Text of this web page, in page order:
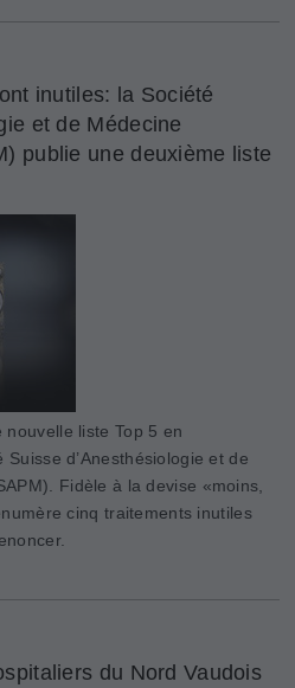
inutiles: la Société
et de Médecine
publie une deuxième liste
liste Top 5 en
d’Anesthésiologie et de
Fidèle à la devise «moins,
cinq traitements inutiles
du Nord Vaudois